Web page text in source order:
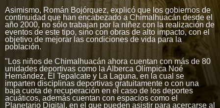
Asimismo, Román Bojórquez, explicó que los gobiernos de
continuidad que han encabezado a Chimalhuacán desde el
año 2000, no sólo trabajan por la niñez con la realización de
eventos de este tipo, sino con obras de alto impacto, con el
objetivo de mejorar las condiciones de vida para la
población.
"Los niños de Chimalhuacán ahora cuentan con más de 80
unidades deportivas como la Alberca Olímpica Noé
Hernández, El Tepalcate y La Laguna, en la cual se
imparten disciplinas deportivas gratuitamente o con una
baja cuota de recuperación en el caso de los deportes
acuáticos, además cuentan con espacios como el
Planetario Digital, en el que pueden asistir para acercarse al